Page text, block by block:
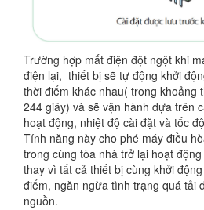
Trường hợp mất điện đột ngột khi
điện lại, thiết bị sẽ tự động khởi
thời điểm khác nhau( trong khoảng
244 giây) và sẽ vận hành dựa trên
hoạt động, nhiệt độ cài đặt và tốc
Tính năng này cho phé máy điều
trong cùng tòa nhà trở lại hoạt
thay vì tất cả thiết bị cùng khởi
điểm, ngăn ngừa tình trạng quá tải
nguồn.